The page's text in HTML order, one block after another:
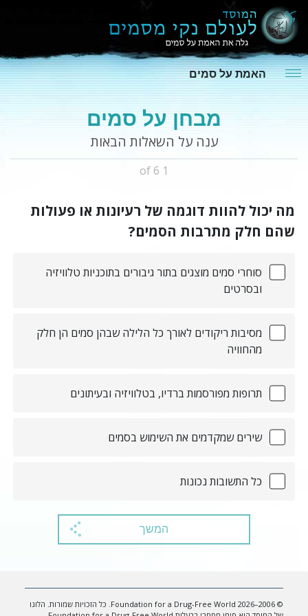
האמת על סמים
מבחן על סמים
ענה על השאלות הבאות
1 of 6
מה יכול להוות דוגמה של רעיונות או פעולות
שהם חלק מתרבות הסמים?
סוחרי סמים מוצגים בתור גיבורים בתוכניות טלוויזיה
ובסרטים
מסיבות ריקודים לאורך כל הלילה שבהן סמים הן חלק
מהחוויה
תרופות מפורסמות ברדיו, בטלוויזיה ובעיתונים
שירים שמקדמים את השימוש בסמים
כל התשובות נכונות
המשך
© 2006–2026 Foundation for a Drug-Free World. כל הזכויות שמורות. הלוגו